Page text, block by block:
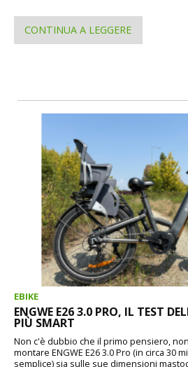
CONTINUA A LEGGERE
EBIKE
ENGWE E26 3.0 PRO, IL TEST
PIÙ SMART
Non c'è dubbio che il primo pensiero,
montare ENGWE E26 3.0 Pro (in circa 30
semplice) sia sulle sue dimensioni